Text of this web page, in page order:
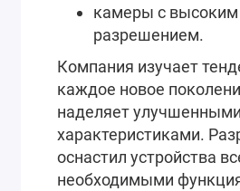
камеры с высоким
разрешением.
Компания изучает
каждое новое
наделяет улучшенными
характеристиками.
оснастил устройства
необходимыми